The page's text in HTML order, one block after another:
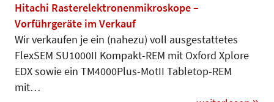
Hitachi Rasterelektronenmikroskope –
Vorführgeräte im Verkauf
Wir verkaufen je ein (nahezu) voll ausgestattetes
FlexSEM SU1000II Kompakt-REM mit Oxford Xplore
EDX sowie ein TM4000Plus-MotII Tabletop-REM
mit…